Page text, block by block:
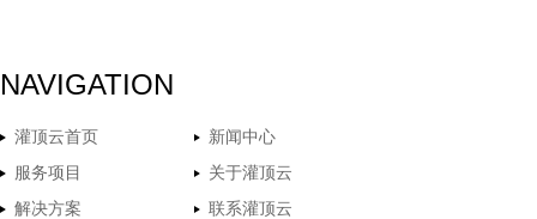
NAVIGATION
灌顶云首页
新闻中心
服务项目
关于灌顶云
解决方案
联系灌顶云